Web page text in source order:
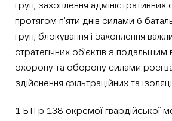
груп, захоплення адміністративних
протягом п’яти днів силами 6
груп, блокування і захоплення
стратегічних об’єктів з подальшим
охорону та оборону силами
здійснення фільтраційних та
1 БТГр 138 окремої гвардійської